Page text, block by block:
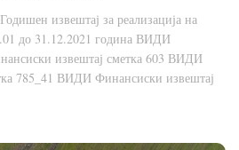
извештај за реализација на
до 31.12.2021 година ВИДИ
извештај сметка 603 ВИДИ
785_41 ВИДИ Финансиски извештај